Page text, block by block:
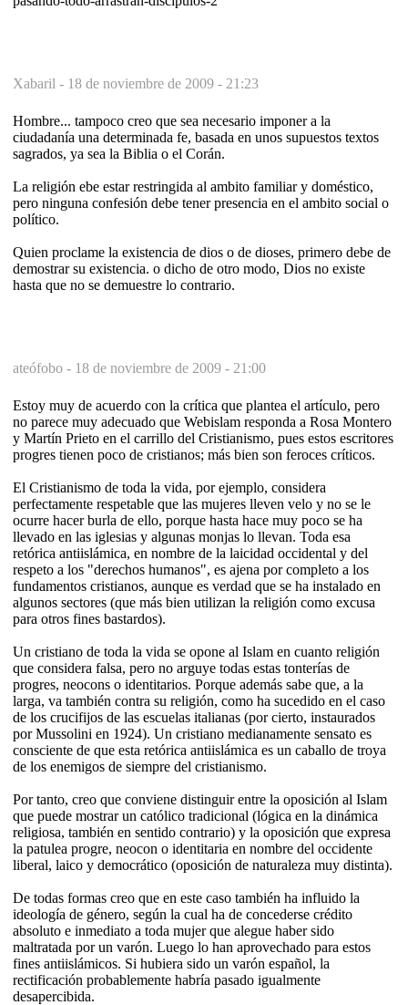
Xabaril - 18 de noviembre de 2009 - 21:23
Hombre... tampoco creo que sea necesario imponer a la
ciudadanía una determinada fe, basada en unos supuestos textos
sagrados, ya sea la Biblia o el Corán.
La religión ebe estar restringida al ambito familiar y doméstico,
pero ninguna confesión debe tener presencia en el ambito social o
político.
Quien proclame la existencia de dios o de dioses, primero debe de
demostrar su existencia. o dicho de otro modo, Dios no existe
hasta que no se demuestre lo contrario.
ateófobo - 18 de noviembre de 2009 - 21:00
Estoy muy de acuerdo con la crítica que plantea el artículo, pero
no parece muy adecuado que Webislam responda a Rosa Montero
y Martín Prieto en el carrillo del Cristianismo, pues estos escritores
progres tienen poco de cristianos; más bien son feroces críticos.
El Cristianismo de toda la vida, por ejemplo, considera
perfectamente respetable que las mujeres lleven velo y no se le
ocurre hacer burla de ello, porque hasta hace muy poco se ha
llevado en las iglesias y algunas monjas lo llevan. Toda esa
retórica antiislámica, en nombre de la laicidad occidental y del
respeto a los "derechos humanos", es ajena por completo a los
fundamentos cristianos, aunque es verdad que se ha instalado en
algunos sectores (que más bien utilizan la religión como excusa
para otros fines bastardos).
Un cristiano de toda la vida se opone al Islam en cuanto religión
que considera falsa, pero no arguye todas estas tonterías de
progres, neocons o identitarios. Porque además sabe que, a la
larga, va también contra su religión, como ha sucedido en el caso
de los crucifijos de las escuelas italianas (por cierto, instaurados
por Mussolini en 1924). Un cristiano medianamente sensato es
consciente de que esta retórica antiislámica es un caballo de troya
de los enemigos de siempre del cristianismo.
Por tanto, creo que conviene distinguir entre la oposición al Islam
que puede mostrar un católico tradicional (lógica en la dinámica
religiosa, también en sentido contrario) y la oposición que expresa
la patulea progre, neocon o identitaria en nombre del occidente
liberal, laico y democrático (oposición de naturaleza muy distinta).
De todas formas creo que en este caso también ha influido la
ideología de género, según la cual ha de concederse crédito
absoluto e inmediato a toda mujer que alegue haber sido
maltratada por un varón. Luego lo han aprovechado para estos
fines antiislámicos. Si hubiera sido un varón español, la
rectificación probablemente habría pasado igualmente
desapercibida.